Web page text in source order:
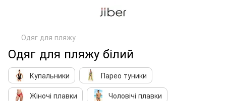
Одяг для пляжу
Одяг для пляжу білий
Купальники
Парео туники
Жіночі плавки
Чоловічі плавки